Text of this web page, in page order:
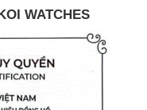
WATCHES